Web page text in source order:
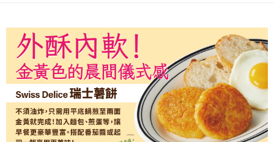
結帳頁面，進行簡訊認證並確認金額後，即可完成結帳。
２．訂單成立數日內，您將收到繳費通知簡訊。
３．收到繳費通知簡訊後14天內，點擊此簡訊中的連結，可透過四大超商／
ATM／網路銀行／等多元方式進行付款，方視為交易完成。
※ 請注意：結帳手續完成當下不需立刻繳費，但若您需要取消訂單，請聯絡
購買商品的店家。未經商家同意取消之訂單仍視為有效，需透過AFTEE先享
後付繳納相關費用。
※ 交易是否成功請以「AFTEE先享後付 」之結帳頁面顯示為準，若有關於
是否繳費成功／繳費後需取消欲退款等相關疑問，請聯繫「AFTEE先享後付
客戶支援中心」https://netprotections.freshdesk.com/support/home